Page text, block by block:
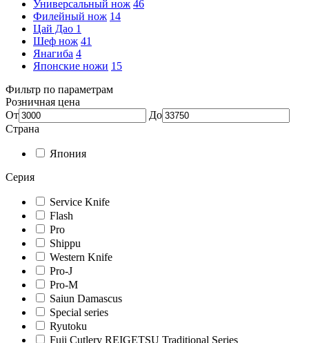
Универсальный нож 46
Филейный нож 14
Цай Дао 1
Шеф нож 41
Янагиба 4
Японские ножи 15
Фильтр по параметрам
Розничная цена
От
До
Страна
Япония
Серия
Service Knife
Flash
Pro
Shippu
Western Knife
Pro-J
Pro-M
Saiun Damascus
Special series
Ryutoku
Fuji Cutlery REIGETSU Traditional Series